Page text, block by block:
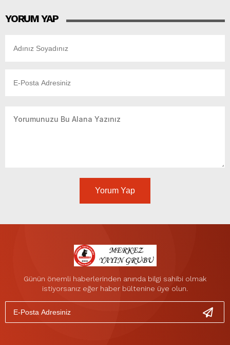
YORUM YAP
Yorum Yap
Günün önemli haberlerinden anında bilgi sahibi olmak
istiyorsanız eğer haber bültenine üye olun.